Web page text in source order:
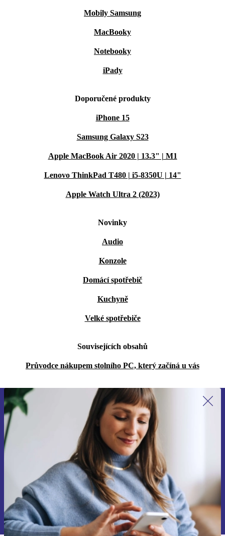
Mobily Samsung
MacBooky
Notebooky
iPady
Doporučené produkty
iPhone 15
Samsung Galaxy S23
Apple MacBook Air 2020 | 13.3" | M1
Lenovo ThinkPad T480 | i5-8350U | 14"
Apple Watch Ultra 2 (2023)
Novinky
Audio
Konzole
Domácí spotřebič
Kuchyně
Velké spotřebiče
Souvisejících obsahů
Průvodce nákupem stolního PC, který začíná u vás
Přihlas se k odběru našich novinek a
ušetři 400 Kč!
Už nikdy nepromeškej žádnou nabídku.
Chci voucher
Informace o použití osobních údajů najdeš v našich
Zásadách ochrany osobních údajů.